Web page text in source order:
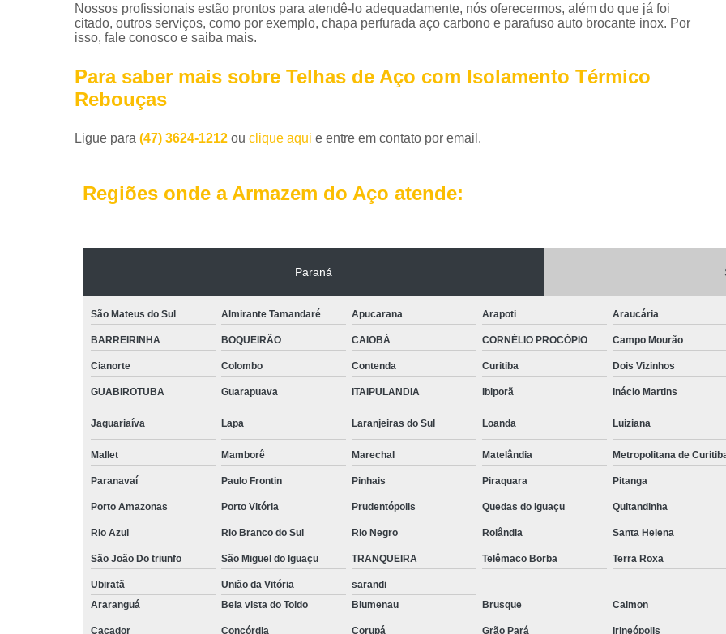
Roldana de Ferro Fundido
Roldana Ferro
Roldana Ferro
Tela Aço Soldada
Telhas Aço Galvanizado Ondulada
Telhas de Aço com Isolamento
Telhas em
Tinta para Aço
Tinta para Aço
Tinta para Armário de Aço
Tinta para
Tinta para Janelas de Ferro
Tinta para
Tubos de Aço Redondo
Tubos Especiais Aço Carbono
Tubos
Tubos Retangulares de Aço Carbono
Viga Aço Perfil I
Viga com Aço
Viga U Aço Carbono
Viga U de Aço
Nossos profissionais estão prontos para atendê-lo adequadamente, nós oferecermos, além do que já foi
citado, outros serviços, como por exemplo, chapa perfurada aço carbono e parafuso auto brocante inox. Por
isso, fale conosco e saiba mais.
Para saber mais sobre Telhas de Aço com Isolamento Térmico
Rebouças
Ligue para (47) 3624-1212 ou clique aqui e entre em contato por email.
Regiões onde a Armazem do Aço atende:
Paraná
São Mateus do Sul Almirante Tamandaré Apucarana Arapoti Araucária
BARREIRINHA BOQUEIRÃO CAIOBÁ CORNÉLIO PROCÓPIO Campo Mourão
Cianorte Colombo Contenda Curitiba Dois Vizinhos
GUABIROTUBA Guarapuava ITAIPULANDIA Ibiporã Inácio Martins
Jaguariaíva Lapa Laranjeiras do Sul Loanda Luiziana
Mallet Mamborê Marechal Matelândia Metropolitana de
Paranavaí Paulo Frontin Pinhais Piraquara Pitanga
Porto Amazonas Porto Vitória Prudentópolis Quedas do Iguaçu Quitandinha
Rio Azul Rio Branco do Sul Rio Negro Rolândia Santa Helena
São João Do triunfo São Miguel do Iguaçu TRANQUEIRA Telêmaco Borba Terra Roxa
Ubiratã União da Vitória
sarandi
Araranguá
Bela vista do Toldo Blumenau Brusque Calmon
Caçador Concórdia Corupá Grão Pará Irineópolis